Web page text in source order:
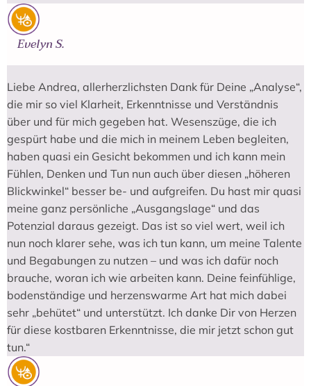
Evelyn S.
Liebe Andrea, allerherzlichsten Dank für Deine „Analyse“,
die mir so viel Klarheit, Erkenntnisse und Verständnis
über und für mich gegeben hat. Wesenszüge, die ich
gespürt habe und die mich in meinem Leben begleiten,
haben quasi ein Gesicht bekommen und ich kann mein
Fühlen, Denken und Tun nun auch über diesen „höheren
Blickwinkel“ besser be- und aufgreifen. Du hast mir quasi
meine ganz persönliche „Ausgangslage“ und das
Potenzial daraus gezeigt. Das ist so viel wert, weil ich
nun noch klarer sehe, was ich tun kann, um meine Talente
und Begabungen zu nutzen – und was ich dafür noch
brauche, woran ich wie arbeiten kann. Deine feinfühlige,
bodenständige und herzenswarme Art hat mich dabei
sehr „behütet“ und unterstützt. Ich danke Dir von Herzen
für diese kostbaren Erkenntnisse, die mir jetzt schon gut
tun.“